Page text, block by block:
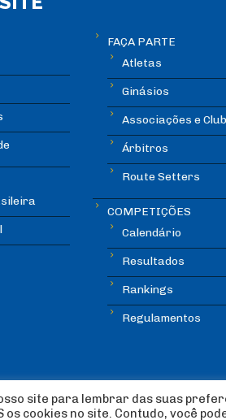
FAÇA PARTE
Atletas
Ginásios
Associações e
Árbitros
Route Setters
COMPETIÇÕES
Calendário
Resultados
Rankings
Regulamentos
site para lembrar das suas
os cookies no site. Contudo, você